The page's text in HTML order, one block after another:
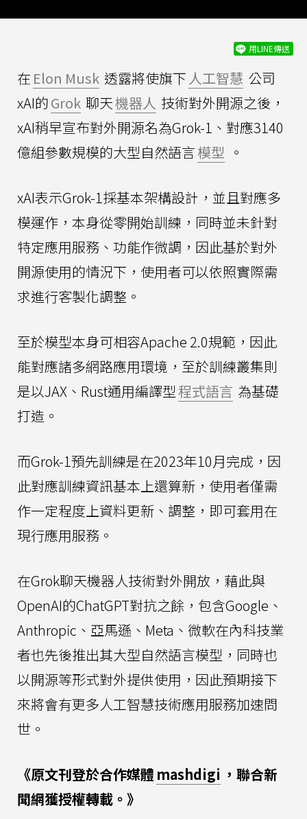
用LINE傳送
在 Elon Musk 透露將使旗下 人工智慧 公司
xAI的Grok 聊天機器人 技術對外開源之後，
xAI稍早宣布對外開源名為Grok-1、對應3140
億組參數規模的大型自然語言模型 。
xAI表示Grok-1採基本架構設計，並且對應多
模運作，本身從零開始訓練，同時並未針對
特定應用服務、功能作微調，因此基於對外
開源使用的情況下，使用者可以依照實際需
求進行客製化調整。
至於模型本身可相容Apache 2.0規範，因此
能對應諸多網路應用環境，至於訓練叢集則
是以JAX、Rust通用編譯型程式語言 為基礎
打造。
而Grok-1預先訓練是在2023年10月完成，因
此對應訓練資訊基本上還算新，使用者僅需
作一定程度上資料更新、調整，即可套用在
現行應用服務。
在Grok聊天機器人技術對外開放，藉此與
OpenAI的ChatGPT對抗之餘，包含Google、
Anthropic、亞馬遜、Meta、微軟在內科技業
者也先後推出其大型自然語言模型，同時也
以開源等形式對外提供使用，因此預期接下
來將會有更多人工智慧技術應用服務加速問
世。
《原文刊登於合作媒體 mashdigi ，聯合新
聞網獲授權轉載。》